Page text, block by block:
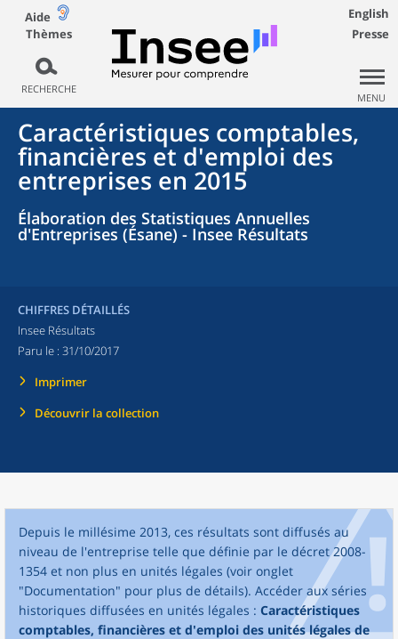
Aide
Thèmes
RECHERCHE
English
Presse
MENU
Caractéristiques comptables,
financières et d'emploi des
entreprises en 2015
Élaboration des Statistiques Annuelles
d'Entreprises (Ésane) - Insee Résultats
CHIFFRES DÉTAILLÉS
Insee Résultats
Paru le : 31/10/2017
Imprimer
Découvrir la collection
Depuis le millésime 2013, ces résultats sont diffusés au
niveau de l'entreprise telle que définie par le décret 2008-
1354 et non plus en unités légales (voir onglet
"Documentation" pour plus de détails). Accéder aux séries
historiques diffusées en unités légales : Caractéristiques
comptables, financières et d'emploi des unités légales de